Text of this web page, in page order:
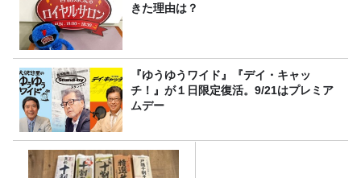
きた理由は？
『ゆうゆうワイド』『デイ・キャッ
チ！』が１日限定復活。9/21はプレミア
ムデー